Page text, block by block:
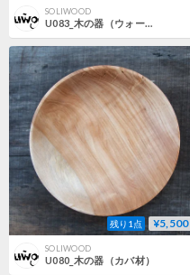
SOLIWOOD
U083_木の器（ウォールナット材）
残り1点 ¥5,500
SOLIWOOD
U080_木の器（カバ材）